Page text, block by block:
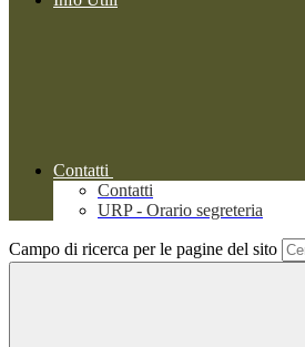
Contatti
Contatti
URP - Orario segreteria
Campo di ricerca per le pagine del sito